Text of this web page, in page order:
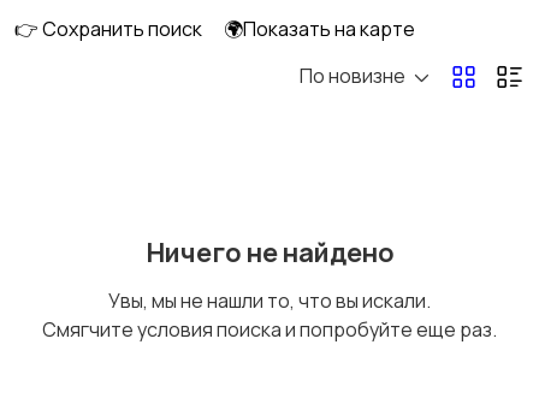
Нижнее белье
👉 Сохранить поиск
🌍Показать на карте
По новизне
Ничего не найдено
Увы, мы не нашли то, что вы искали.
Смягчите условия поиска и попробуйте еще раз.